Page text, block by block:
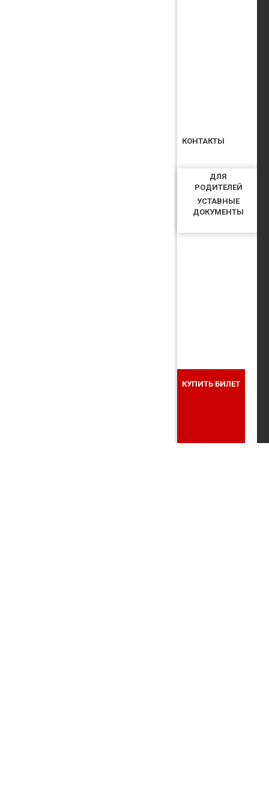
ДЛЯ
РОДИТЕЛЕЙ
УСТАВНЫЕ
ДОКУМЕНТЫ
КОНТАКТЫ
КУПИТЬ БИЛЕТ